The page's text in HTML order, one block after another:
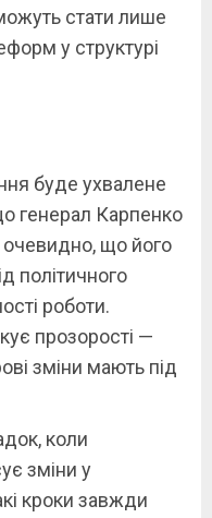
стати лише
у структурі
буде ухвалене
генерал Карпенко
очевидно, що його
політичного
роботи.
прозорості —
зміни мають під
коли
зміни у
кроки завжди